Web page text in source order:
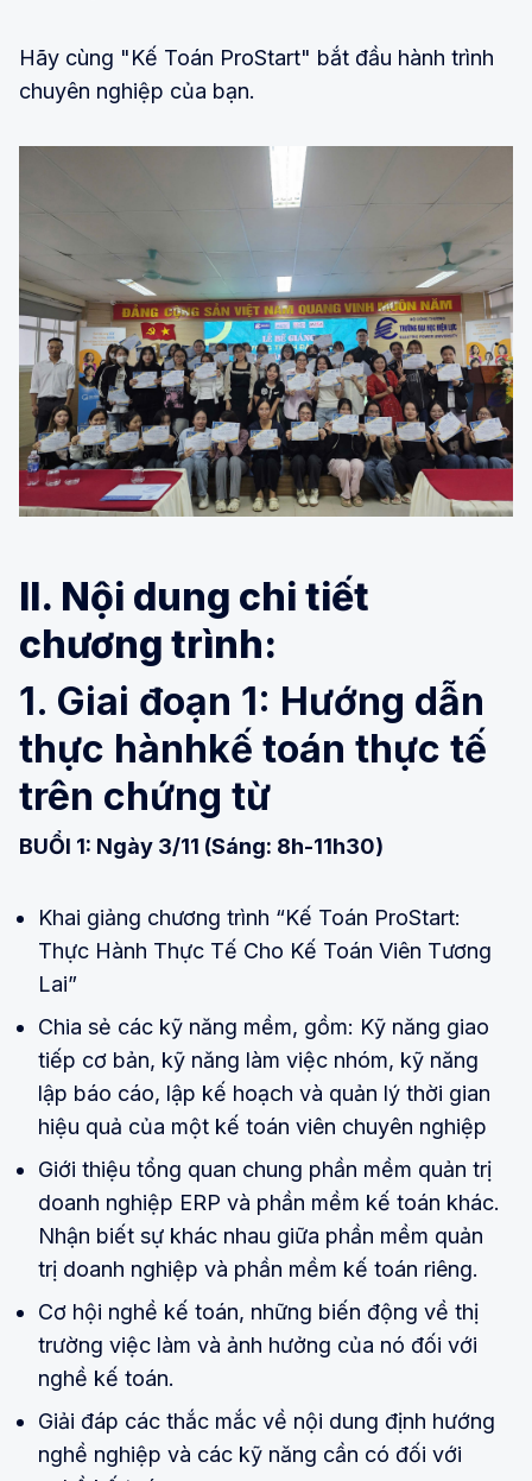
Hãy cùng "Kế Toán ProStart" bắt đầu hành trình
chuyên nghiệp của bạn.
II. Nội dung chi tiết
chương trình:
1. Giai đoạn 1: Hướng dẫn
thực hànhkế toán thực tế
trên chứng từ
BUỔI 1: Ngày 3/11 (Sáng: 8h-11h30)
Khai giảng chương trình “Kế Toán ProStart:
Thực Hành Thực Tế Cho Kế Toán Viên Tương
Lai”
Chia sẻ các kỹ năng mềm, gồm: Kỹ năng giao
tiếp cơ bản, kỹ năng làm việc nhóm, kỹ năng
lập báo cáo, lập kế hoạch và quản lý thời gian
hiệu quả của một kế toán viên chuyên nghiệp
Giới thiệu tổng quan chung phần mềm quản trị
doanh nghiệp ERP và phần mềm kế toán khác.
Nhận biết sự khác nhau giữa phần mềm quản
trị doanh nghiệp và phần mềm kế toán riêng.
Cơ hội nghề kế toán, những biến động về thị
trường việc làm và ảnh hưởng của nó đối với
nghề kế toán.
Giải đáp các thắc mắc về nội dung định hướng
nghề nghiệp và các kỹ năng cần có đối với